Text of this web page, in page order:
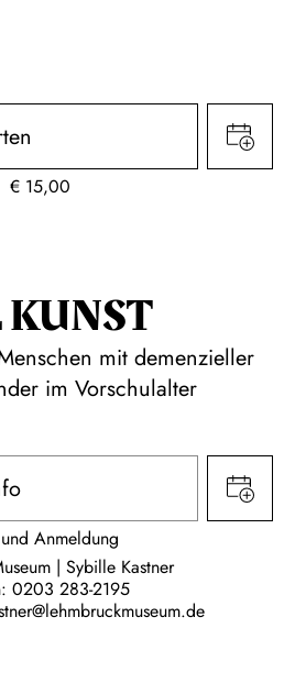
€ 15,00
mit demenzieller
im Vorschulalter
Anmeldung
| Sybille Kastner
0203 283-2195